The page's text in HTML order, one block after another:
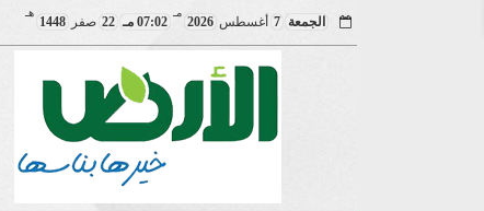
الجمعة 7 أغسطس2026
مـ
07:02 مـ 22 صفر 1448
هـ